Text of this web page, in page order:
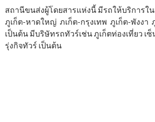
สถานีขนส่งผู้โดยสารแห่งนี้ มีรถให้บริการใน
ภูเก็ต-หาดใหญ่ ภเก็ต-กรุงเทพ ภูเก็ต-พังงา
เป็นต้น มีบริษัทรถทัวร์เช่น ภูเก็ตท่องเที่ยว เ
รุ่งกิจทัวร์ เป็นต้น